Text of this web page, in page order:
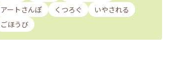
アートさんぽ
くつろぐ
いやされる
ごほうび